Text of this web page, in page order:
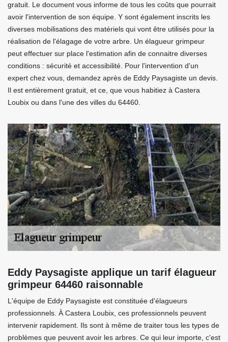
gratuit. Le document vous informe de tous les coûts que pourrait
avoir l'intervention de son équipe. Y sont également inscrits les
diverses mobilisations des matériels qui vont être utilisés pour la
réalisation de l'élagage de votre arbre. Un élagueur grimpeur
peut effectuer sur place l'estimation afin de connaitre diverses
conditions : sécurité et accessibilité. Pour l'intervention d'un
expert chez vous, demandez après de Eddy Paysagiste un devis.
Il est entièrement gratuit, et ce, que vous habitiez à Castera
Loubix ou dans l'une des villes du 64460.
Eddy Paysagiste applique un tarif élagueur
grimpeur 64460 raisonnable
L'équipe de Eddy Paysagiste est constituée d'élagueurs
professionnels. À Castera Loubix, ces professionnels peuvent
intervenir rapidement. Ils sont à même de traiter tous les types de
problèmes que peuvent avoir les arbres. Ce qui leur importe, c'est